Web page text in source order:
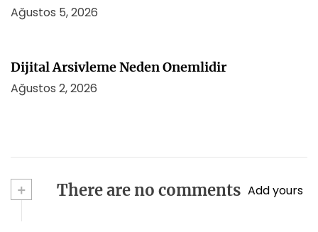
Ağustos 5, 2026
Dijital Arsivleme Neden Onemlidir
Ağustos 2, 2026
+ There are no comments Add yours